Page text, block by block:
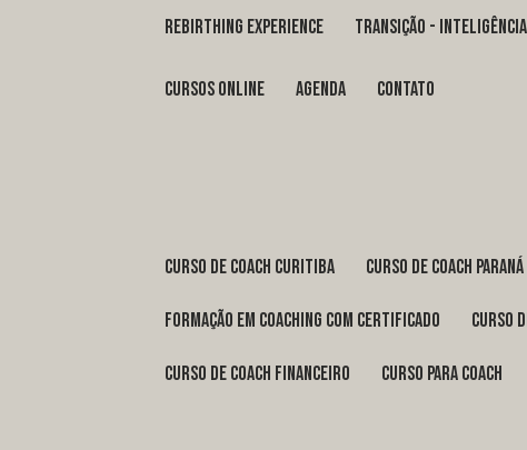
REBIRTHING EXPERIENCE TRANSIÇÃO -
Cursos Online Agenda Contato
curso de coach Curitiba curso de coach Paraná
formação em coaching com certificado curso
curso de coach financeiro curso para coach